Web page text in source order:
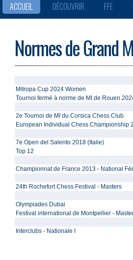
ACCUEIL DÉCOUVRIR FFE
Normes de Grand
Mitropa Cup 2024 Women
Tournoi fermé à norme de MI de Rouen
2e Tournoi de MI du Corsica Chess Club
European Individual Chess Championship
7e Open del Salento 2018 (Italie)
Top 12
Championnat de France 2013 - National
24th Rochefort Chess Festival - Masters
Olympiades Dubai
Festival international de Montpellier -
Interclubs - Nationale I